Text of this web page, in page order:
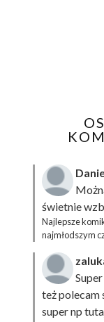
świetnie
Najlepsze
najmłodszym
też polecam
super np